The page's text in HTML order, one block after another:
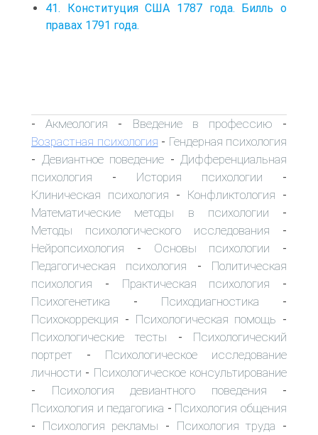
41. Конституция США 1787 года. Билль о
правах 1791 года.
-Акмеология - Введение в профессию -
Возрастная психология - Гендерная психология
- Девиантное поведение - Дифференциальная
психология - История психологии -
Клиническая психология - Конфликтология -
Математические методы в психологии -
Методы психологического исследования -
Нейропсихология - Основы психологии -
Педагогическая психология - Политическая
психология - Практическая психология -
Психогенетика - Психодиагностика -
Психокоррекция - Психологическая помощь -
Психологические тесты - Психологический
портрет - Психологическое исследование
личности - Психологическое консультирование
- Психология девиантного поведения -
Психология и педагогика - Психология общения
- Психология рекламы - Психология труда -